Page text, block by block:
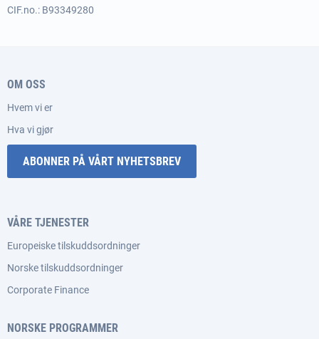
CIF.no.: B93349280
OM OSS
Hvem vi er
Hva vi gjør
ABONNER PÅ VÅRT NYHETSBREV
VÅRE TJENESTER
Europeiske tilskuddsordninger
Norske tilskuddsordninger
Corporate Finance
NORSKE PROGRAMMER